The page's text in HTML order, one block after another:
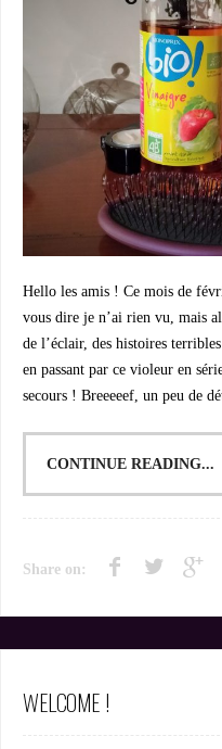
Hello les amis ! Ce mois de
vous dire je n’ai rien vu, mais
de l’éclair, des histoires
en passant par ce violeur en
secours ! Breeeeef, un peu de
CONTINUE READING...
Share on:
WELCOME !